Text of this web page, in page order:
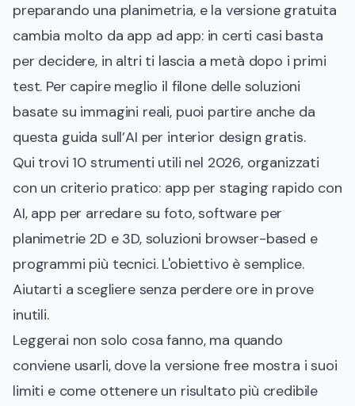
preparando una planimetria, e la versione gratuita
cambia molto da app ad app: in certi casi basta
per decidere, in altri ti lascia a metà dopo i primi
test. Per capire meglio il filone delle soluzioni
basate su immagini reali, puoi partire anche da
questa guida sull’AI per interior design gratis.
Qui trovi 10 strumenti utili nel 2026, organizzati
con un criterio pratico: app per staging rapido con
AI, app per arredare su foto, software per
planimetrie 2D e 3D, soluzioni browser-based e
programmi più tecnici. L'obiettivo è semplice.
Aiutarti a scegliere senza perdere ore in prove
inutili.
Leggerai non solo cosa fanno, ma quando
conviene usarli, dove la versione free mostra i suoi
limiti e come ottenere un risultato più credibile